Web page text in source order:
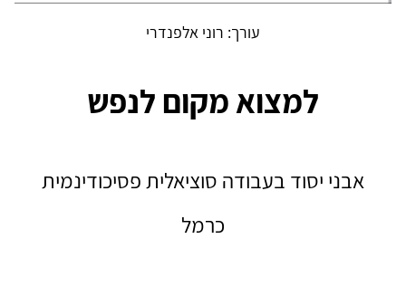
עורך: רוני אלפנדרי
למצוא מקום לנפש
אבני יסוד בעבודה סוציאלית פסיכודינמית
כרמל